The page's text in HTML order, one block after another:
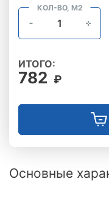
КОЛ-ВО, М2
ИТОГО:
782 ₽
Основные